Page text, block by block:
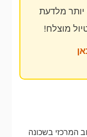
מלדעת
מוצלח!
המרכזי בשכונה